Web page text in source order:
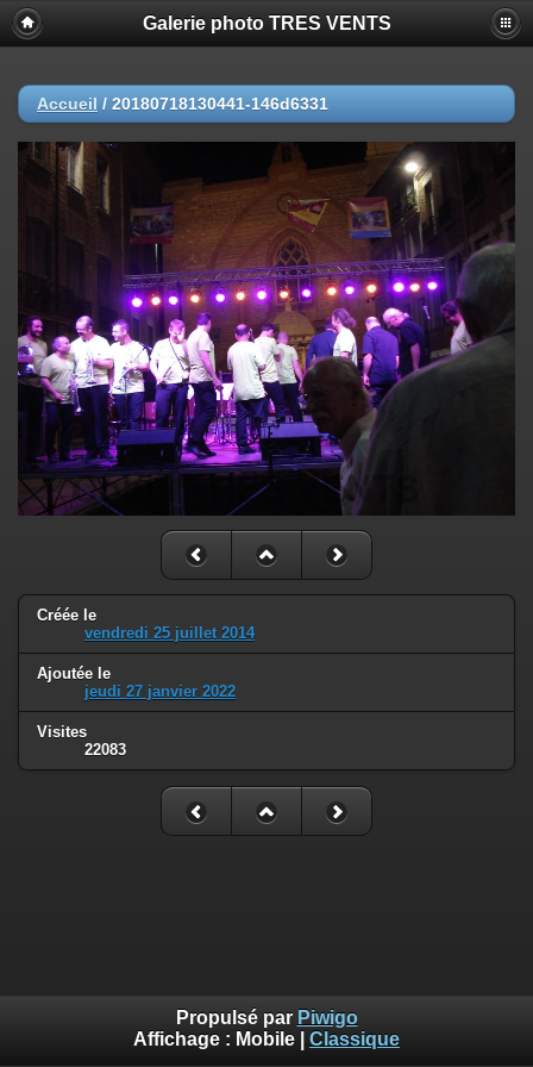
Galerie photo TRES VENTS
Accueil / 20180718130441-146d6331
Créée le
vendredi 25 juillet 2014
Ajoutée le
jeudi 27 janvier 2022
Visites
22083
Propulsé par Piwigo
Affichage : Mobile Classique